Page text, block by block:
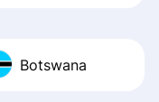
Botswana